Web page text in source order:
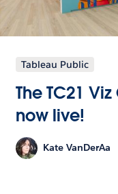
Tableau Public
The TC21
now live!
Kate VanDerAa